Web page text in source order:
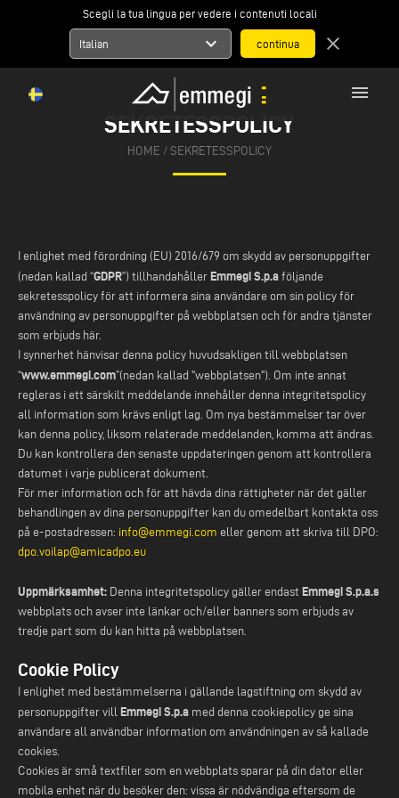
Scegli la tua lingua per vedere i contenuti locali
Italian expand_more close
menu
SEKRETESSPOLICY
HOME / SEKRETESSPOLICY
I enlighet med förordning (EU) 2016/679 om skydd av personuppgifter
(nedan kallad “GDPR”) tillhandahåller Emmegi S.p.a följande
sekretesspolicy för att informera sina användare om sin policy för
användning av personuppgifter på webbplatsen och för andra tjänster
som erbjuds här.
I synnerhet hänvisar denna policy huvudsakligen till webbplatsen
“www.emmegi.com”(nedan kallad "webbplatsen"). Om inte annat
regleras i ett särskilt meddelande innehåller denna integritetspolicy
all information som krävs enligt lag. Om nya bestämmelser tar över
kan denna policy, liksom relaterade meddelanden, komma att ändras.
Du kan kontrollera den senaste uppdateringen genom att kontrollera
datumet i varje publicerat dokument.
För mer information och för att hävda dina rättigheter när det gäller
behandlingen av dina personuppgifter kan du omedelbart kontakta oss
på e-postadressen: info@emmegi.com eller genom att skriva till DPO:
dpo.voilap@amicadpo.eu
Uppmärksamhet: Denna integritetspolicy gäller endast Emmegi S.p.a.s
webbplats och avser inte länkar och/eller banners som erbjuds av
tredje part som du kan hitta på webbplatsen.
Cookie Policy
I enlighet med bestämmelserna i gällande lagstiftning om skydd av
personuppgifter vill Emmegi S.p.a med denna cookiepolicy ge sina
användare all användbar information om användningen av så kallade
cookies.
Cookies är små textfiler som en webbplats sparar på din dator eller
mobila enhet när du besöker den: vissa är nödvändiga eftersom de